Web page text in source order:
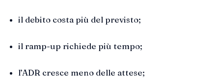
il debito costa più del previsto;
il ramp-up richiede più tempo;
l’ADR cresce meno delle attese;